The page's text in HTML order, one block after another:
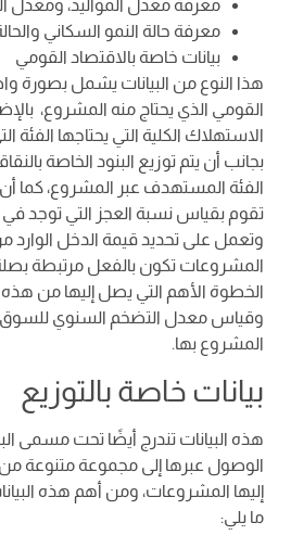
معرفة معدل المواليد، ومعدل
معرفة حالة النمو السكاني
بيانات خاصة بالاقتصاد القومي
هذا النوع من البيانات يشمل بصورة
القومي الذي يحتاج منه المشروع،
الاستهلاك الكلية التي يحتاجها
بجانب أن يتم توزيع البنود الخاصة
الفئة المستهدف عبر المشروع، كما
تقوم بقياس نسبة العجز التي توجد في
وتعمل على تحديد قيمة الدخل الوارد
المشروعات تكون بالفعل مرتبطة بصلة
الخطوة الأهم التي يصل إليها من هذه
وقياس معدل التضخم السنوي للسوق أو
المشروع بها.
بيانات خاصة بالتوزيع
هذه البيانات تندرج أيضًا تحت مسمى
الوصول عبرها إلى مجموعة متنوعة من
إليها المشروعات، ومن أهم هذه
ما يلي: